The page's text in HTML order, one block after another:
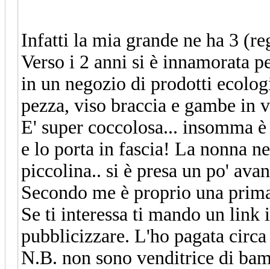
Infatti la mia grande ne ha 3
Verso i 2 anni si è innamorata
in un negozio di prodotti
pezza, viso braccia e gambe in
E' super coccolosa... insomma
e lo porta in fascia! La nonna
piccolina.. si è presa un po'
Secondo me è proprio una
Se ti interessa ti mando un link
pubblicizzare. L'ho pagata
N.B. non sono venditrice di